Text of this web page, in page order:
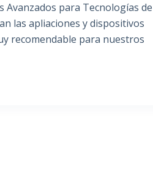
para Tecnologías de
las apliaciones y dispositivos
recomendable para nuestros